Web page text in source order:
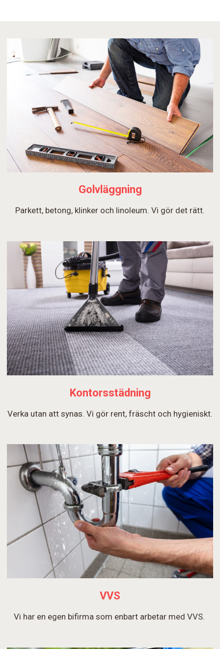
Golvläggning
Parkett, betong, klinker och linoleum. Vi gör det rätt.
Kontorsstädning
Verka utan att synas. Vi gör rent, fräscht och hygieniskt.
VVS
Vi har en egen bifirma som enbart arbetar med VVS.